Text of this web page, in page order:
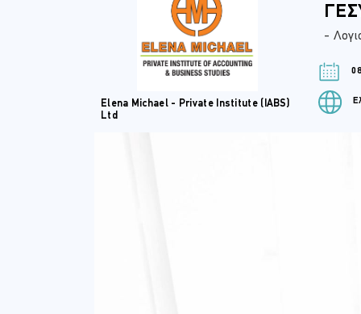
Elena Michael - Private Institute (IABS)
Ltd
-